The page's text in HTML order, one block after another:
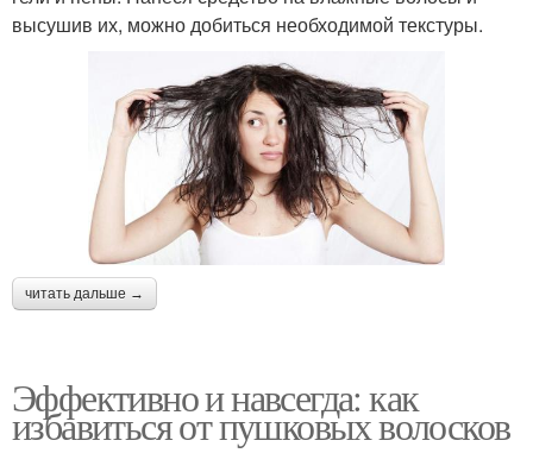
высушив их, можно добиться необходимой текстуры.
читать дальше →
Эффективно и навсегда: как
избавиться от пушковых волосков